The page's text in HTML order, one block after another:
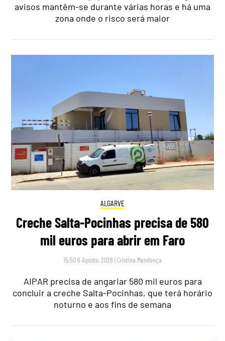
avisos mantêm-se durante várias horas e há uma
zona onde o risco será maior
ALGARVE
Creche Salta-Pocinhas precisa de 580
mil euros para abrir em Faro
15:50 6 Agosto, 2026 | Cristina Mendonça
AIPAR precisa de angariar 580 mil euros para
concluir a creche Salta-Pocinhas, que terá horário
noturno e aos fins de semana